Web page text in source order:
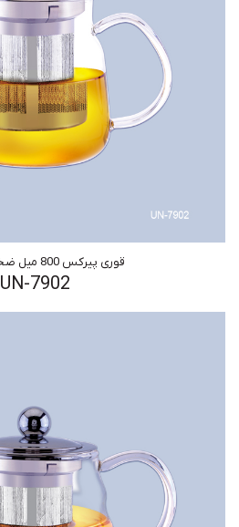
قوری پیرکس 800 میل ضخامت 3 میل
UN-7902